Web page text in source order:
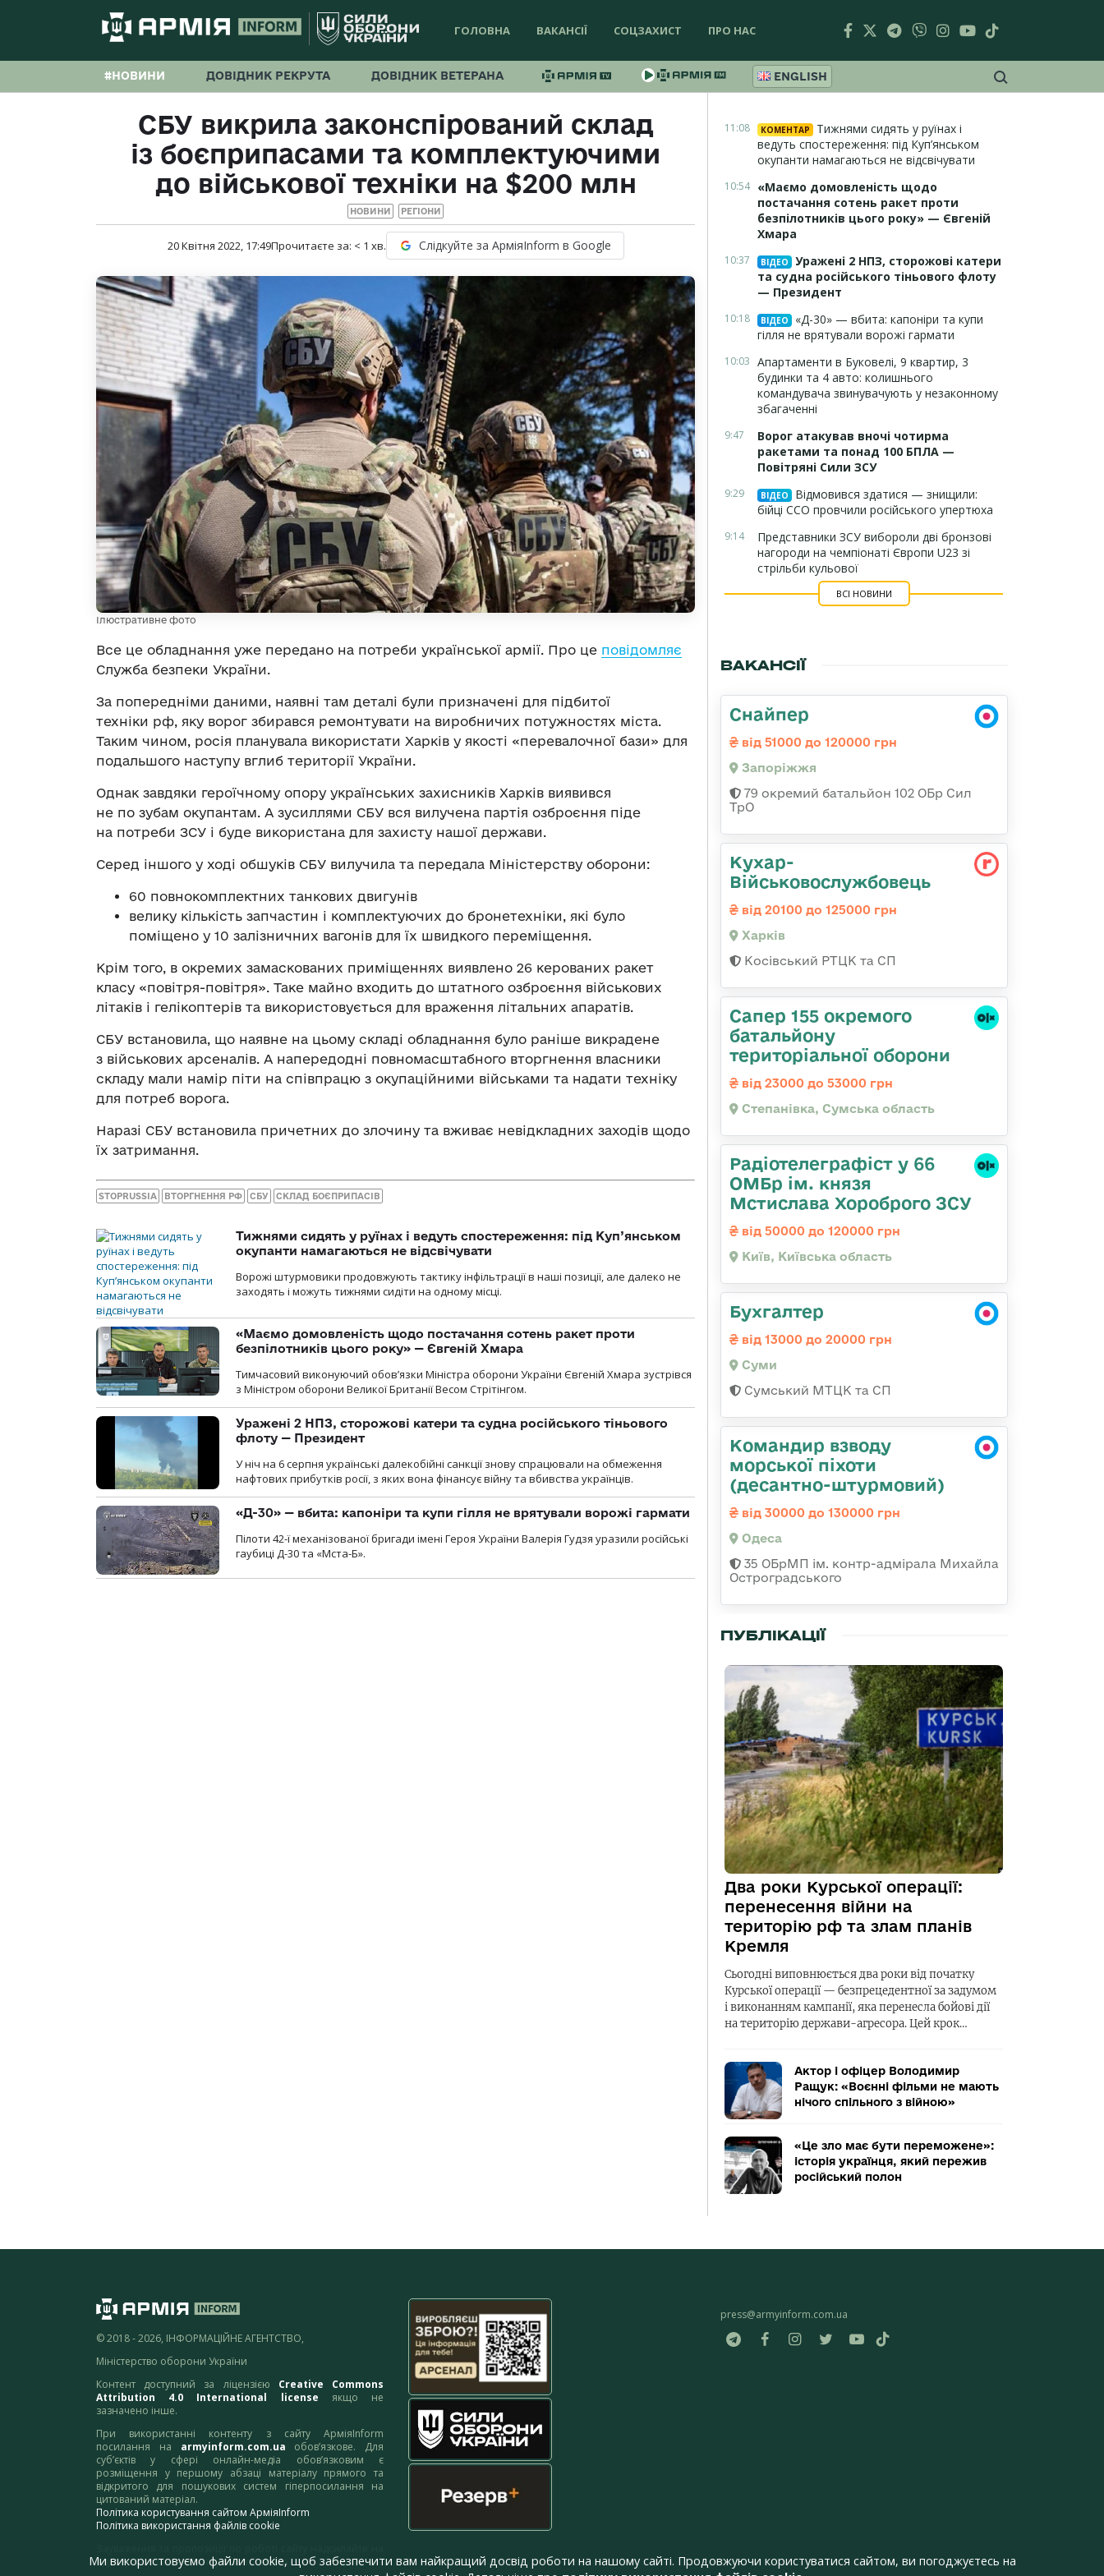
ГОЛОВНА ВАКАНСІЇ СОЦЗАХИСТ ПРО НАС
#НОВИНИ ДОВІДНИК РЕКРУТА ДОВІДНИК ВЕТЕРАНА ENGLISH
СБУ викрила законспірований склад
із боєприпасами та комплектуючими
до військової техніки на $200 млн
НОВИНИ РЕГІОНИ
20 Квітня 2022, 17:49Прочитаєте за: < 1 хв. Слідкуйте за АрміяInform в Google
Ілюстративне фото
Все це обладнання уже передано на потреби української армії. Про це повідомляє
Служба безпеки України.
За попередніми даними, наявні там деталі були призначені для підбитої
техніки рф, яку ворог збирався ремонтувати на виробничих потужностях міста.
Таким чином, росія планувала використати Харків у якості «перевалочної бази» для
подальшого наступу вглиб території України.
Однак завдяки героїчному опору українських захисників Харків виявився
не по зубам окупантам. А зусиллями СБУ вся вилучена партія озброєння піде
на потреби ЗСУ і буде використана для захисту нашої держави.
Серед іншого у ході обшуків СБУ вилучила та передала Міністерству оборони:
60 повнокомплектних танкових двигунів
велику кількість запчастин і комплектуючих до бронетехніки, які було
поміщено у 10 залізничних вагонів для їх швидкого переміщення.
Крім того, в окремих замаскованих приміщеннях виявлено 26 керованих ракет
класу «повітря-повітря». Таке майно входить до штатного озброєння військових
літаків і гелікоптерів та використовується для враження літальних апаратів.
СБУ встановила, що наявне на цьому складі обладнання було раніше викрадене
з військових арсеналів. А напередодні повномасштабного вторгнення власники
складу мали намір піти на співпрацю з окупаційними військами та надати техніку
для потреб ворога.
Наразі СБУ встановила причетних до злочину та вживає невідкладних заходів щодо
їх затримання.
STOPRUSSIA ВТОРГНЕННЯ РФ СБУ СКЛАД БОЄПРИПАСІВ
Тижнями сидять у руїнах і ведуть спостереження: під Куп’янськом
окупанти намагаються не відсвічувати
Ворожі штурмовики продовжують тактику інфільтрації в наші позиції, але далеко не
заходять і можуть тижнями сидіти на одному місці.
«Маємо домовленість щодо постачання сотень ракет проти
безпілотників цього року» — Євгеній Хмара
Тимчасовий виконуючий обов’язки Міністра оборони України Євгеній Хмара зустрівся
з Міністром оборони Великої Британії Весом Стрітінгом.
Уражені 2 НПЗ, сторожові катери та судна російського тіньового
флоту — Президент
У ніч на 6 серпня українські далекобійні санкції знову спрацювали на обмеження
нафтових прибутків росії, з яких вона фінансує війну та вбивства українців.
«Д-30» — вбита: капоніри та купи гілля не врятували ворожі гармати
Пілоти 42-ї механізованої бригади імені Героя України Валерія Гудзя уразили російські
гаубиці Д-30 та «Мста-Б».
11:08 КОМЕНТАР
Тижнями сидять у руїнах і
ведуть спостереження: під Куп’янськом
окупанти намагаються не відсвічувати
10:54 «Маємо домовленість щодо
постачання сотень ракет проти
безпілотників цього року» — Євгеній
Хмара
10:37 ВІДЕО
Уражені 2 НПЗ, сторожові катери
та судна російського тіньового флоту
— Президент
10:18 ВІДЕО
«Д-30» — вбита: капоніри та купи
гілля не врятували ворожі гармати
10:03 Апартаменти в Буковелі, 9 квартир, 3
будинки та 4 авто: колишнього
командувача звинувачують у незаконному
збагаченні
9:47
Ворог атакував вночі чотирма
ракетами та понад 100 БПЛА —
Повітряні Сили ЗСУ
9:29 ВІДЕО
Відмовився здатися — знищили:
бійці ССО провчили російського упертюха
9:14
Представники ЗСУ вибороли дві бронзові
нагороди на чемпіонаті Європи U23 зі
стрільби кульової
ВСІ НОВИНИ
ВАКАНСІЇ
Снайпер
від 51000 до 120000 грн
Запоріжжя
79 окремий батальйон 102 ОБр Сил
ТрО
Кухар-
Військовослужбовець
від 20100 до 125000 грн
Харків
Косівський РТЦК та СП
Сапер 155 окремого
батальйону
територіальної оборони
від 23000 до 53000 грн
Степанівка, Сумська область
Радіотелеграфіст у 66
ОМБр ім. князя
Мстислава Хороброго ЗСУ
від 50000 до 120000 грн
Київ, Київська область
Бухгалтер
від 13000 до 20000 грн
Суми
Сумський МТЦК та СП
Командир взводу
морської піхоти
(десантно-штурмовий)
від 30000 до 130000 грн
Одеса
35 ОБрМП ім. контр-адмірала Михайла
Остроградського
ПУБЛІКАЦІЇ
Два роки Курської операції:
перенесення війни на
територію рф та злам планів
Кремля
Сьогодні виповнюється два роки від початку
Курської операції — безпрецедентної за задумом
і виконанням кампанії, яка перенесла бойові дії
на територію держави-агресора. Цей крок…
Актор і офіцер Володимир
Ращук: «Воєнні фільми не мають
нічого спільного з війною»
«Це зло має бути переможене»:
історія українця, який пережив
російський полон
© 2018 - 2026, ІНФОРМАЦІЙНЕ АГЕНТСТВО,
Міністерство оборони України
Контент доступний за ліцензією Creative Commons
Attribution 4.0 International license якщо не
зазначено інше.
При використанні контенту з сайту АрміяInform
посилання на armyinform.com.ua обов’язкове. Для
суб’єктів у сфері онлайн-медіа обов’язковим є
розміщення у першому абзаці матеріалу прямого та
відкритого для пошукових систем гіперпосилання на
цитований матеріал.
Політика користування сайтом АрміяInform
Політика використання файлів cookie
адресу:webmaster@armyinform.com.ua
press@armyinform.com.ua
Ми використовуємо файли cookie, щоб забезпечити вам найкращий досвід роботи на нашому сайті. Продовжуючи користуватися сайтом, ви погоджуєтесь на